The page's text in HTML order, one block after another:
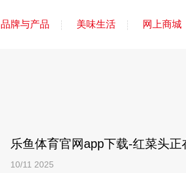
品牌与产品 美味生活 网上商城
乐鱼体育官网app下载-红菜头正
10/11 2025